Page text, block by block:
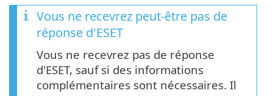
Vous ne recevrez peut-être pas de
réponse d'ESET
Vous ne recevrez pas de réponse
d'ESET, sauf si des informations
complémentaires sont nécessaires. Il